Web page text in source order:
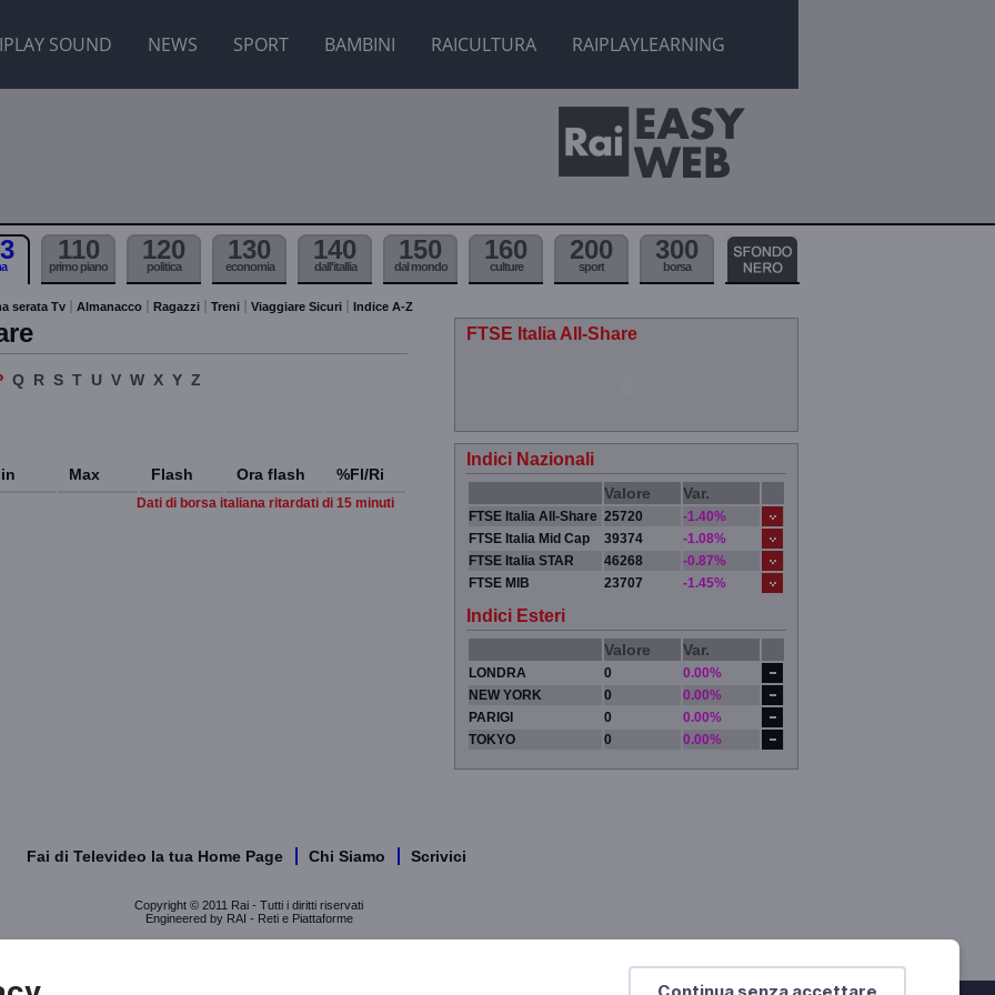
SOUND NEWS SPORT BAMBINI RAICULTURA RAIPLAYLEARNING
Continua senza accettare
110
primo piano
120
politica
130
economia
140
dall'itallia
150
dal mondo
160
culture
200
sport
300
borsa
serata Tv Almanacco Ragazzi Treni Viaggiare Sicuri Indice A-Z
Q R S T U V W X Y Z
Max Flash Ora flash %Fl/Ri
Dati di borsa italiana ritardati di 15 minuti
FTSE Italia All-Share
Indici Nazionali
Valore Var.
FTSE Italia All-Share 25720
-1.40%
FTSE Italia Mid Cap
39374
-1.08%
FTSE Italia STAR
46268
-0.87%
FTSE MIB
23707 -1.45%
Indici Esteri
Valore Var.
LONDRA 0
0.00%
NEW YORK
0
0.00%
PARIGI
0
0.00%
TOKYO
0 0.00%
Fai di Televideo la tua Home Page Chi Siamo Scrivici
Copyright © 2011 Rai - Tutti i diritti riservati
Engineered by RAI - Reti e Piattaforme